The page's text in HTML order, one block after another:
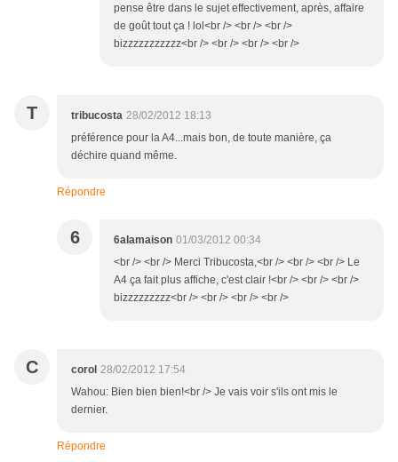
pense être dans le sujet effectivement, après, affaire
de goût tout ça ! lol<br /> <br /> <br />
bizzzzzzzzzzz<br /> <br /> <br /> <br />
T tribucosta 28/02/2012 18:13
préférence pour la A4...mais bon, de toute manière, ça
déchire quand même.
Répondre
6 6alamaison 01/03/2012 00:34
<br /> <br /> Merci Tribucosta,<br /> <br /> <br /> Le
A4 ça fait plus affiche, c'est clair !<br /> <br /> <br />
bizzzzzzzzz<br /> <br /> <br /> <br />
C corol 28/02/2012 17:54
Wahou: Bien bien bien!<br /> Je vais voir s'ils ont mis le
dernier.
Répondre